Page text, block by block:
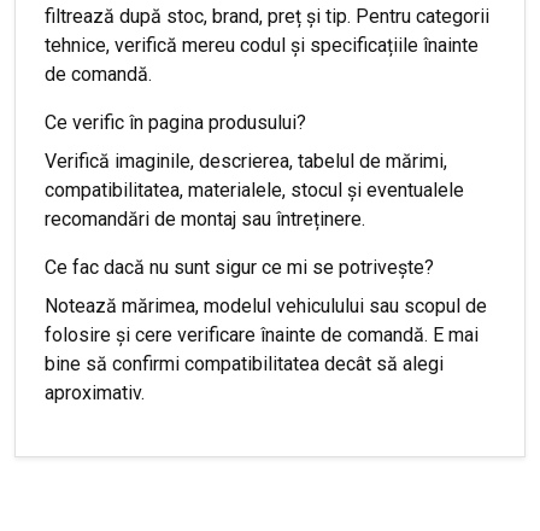
filtrează după stoc, brand, preț și tip. Pentru categorii
tehnice, verifică mereu codul și specificațiile înainte
de comandă.
Ce verific în pagina produsului?
Verifică imaginile, descrierea, tabelul de mărimi,
compatibilitatea, materialele, stocul și eventualele
recomandări de montaj sau întreținere.
Ce fac dacă nu sunt sigur ce mi se potrivește?
Notează mărimea, modelul vehiculului sau scopul de
folosire și cere verificare înainte de comandă. E mai
bine să confirmi compatibilitatea decât să alegi
aproximativ.